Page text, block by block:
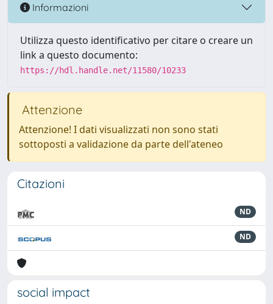
Informazioni
Utilizza questo identificativo per citare o creare un
link a questo documento:
https://hdl.handle.net/11580/10233
Attenzione
Attenzione! I dati visualizzati non sono stati
sottoposti a validazione da parte dell'ateneo
Citazioni
ND
ND
social impact